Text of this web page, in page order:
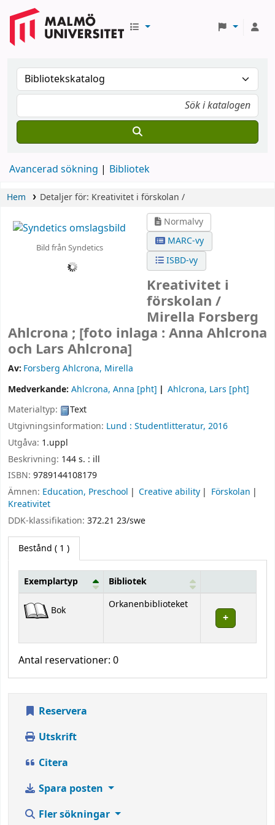
Avancerad sökning Bibliotek
Hem Detaljer för: Kreativitet i förskolan /
Bild från Syndetics
Normalvy
MARC-vy
ISBD-vy
Kreativitet i
förskolan /
Mirella Forsberg
Ahlcrona ; [foto inlaga : Anna Ahlcrona
och Lars Ahlcrona]
Av: Forsberg Ahlcrona, Mirella
Medverkande: Ahlcrona, Anna [pht] Ahlcrona, Lars [pht]
Materialtyp:
Text
Utgivningsinformation: Lund : Studentlitteratur, 2016
Utgåva: 1.uppl
Beskrivning: 144 s. : ill
ISBN: 9789144108179
Ämnen: Education, Preschool Creative ability
Förskolan
Kreativitet
DDK-klassifikation: 372.21 23/swe
Bestånd ( 1 )
Bestånd
Exemplartyp Bibliotek
Bok Orkanenbiblioteket
Antal reservationer: 0
Reservera
Utskrift
Citera
Spara posten
Fler sökningar